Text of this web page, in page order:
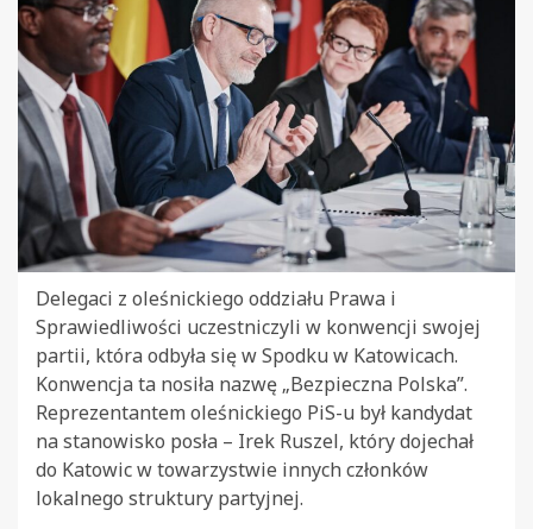
Delegaci z oleśnickiego oddziału Prawa i
Sprawiedliwości uczestniczyli w konwencji swojej
partii, która odbyła się w Spodku w Katowicach.
Konwencja ta nosiła nazwę „Bezpieczna Polska”.
Reprezentantem oleśnickiego PiS-u był kandydat
na stanowisko posła – Irek Ruszel, który dojechał
do Katowic w towarzystwie innych członków
lokalnego struktury partyjnej.